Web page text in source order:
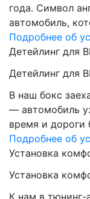
года. Символ
автомобиль,
Подробнее об
Детейлинг для
Детейлинг для
В наш бокс
— автомобиль
время и дороги
Подробнее об
Установка
Установка
К нам в